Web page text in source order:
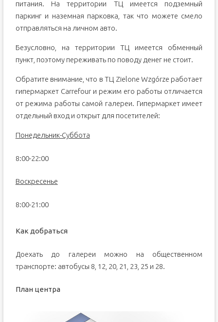
питания. На территории ТЦ имеется подземный
паркинг и наземная парковка, так что можете смело
отправляться на личном авто.
Безусловно, на территории ТЦ имеется обменный
пункт, поэтому переживать по поводу денег не стоит.
Обратите внимание, что в ТЦ Zielone Wzgórze работает
гипермаркет Carrefour и режим его работы отличается
от режима работы самой галереи. Гипермаркет имеет
отдельный вход и открыт для посетителей:
Понедельник-Суббота
8:00-22:00
Воскресенье
8:00-21:00
Как добраться
Доехать до галереи можно на общественном
транспорте: автобусы 8, 12, 20, 21, 23, 25 и 28.
План центра